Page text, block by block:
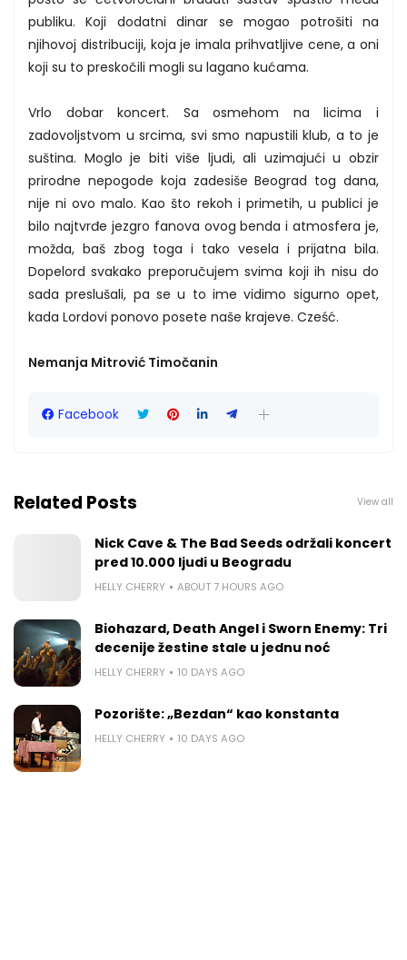
publiku. Koji dodatni dinar se mogao potrošiti na
njihovoj distribuciji, koja je imala prihvatljive cene, a oni
koji su to preskočili mogli su lagano kućama.
Vrlo dobar koncert. Sa osmehom na licima i
zadovoljstvom u srcima, svi smo napustili klub, a to je
suština. Moglo je biti više ljudi, ali uzimajući u obzir
prirodne nepogode koja zadesiše Beograd tog dana,
nije ni ovo malo. Kao što rekoh i primetih, u publici je
bilo najtvrđe jezgro fanova ovog benda i atmosfera je,
možda, baš zbog toga i tako vesela i prijatna bila.
Dopelord svakako preporučujem svima koji ih nisu do
sada preslušali, pa se u to ime vidimo sigurno opet,
kada Lordovi ponovo posete naše krajeve. Cześć.
Nemanja Mitrović Timočanin
Facebook
Related Posts View all
Nick Cave & The Bad Seeds održali koncert
pred 10.000 ljudi u Beogradu
HELLY CHERRY ABOUT 7 HOURS AGO
Biohazard, Death Angel i Sworn Enemy: Tri
decenije žestine stale u jednu noć
HELLY CHERRY 10 DAYS AGO
Pozorište: „Bezdan“ kao konstanta
HELLY CHERRY 10 DAYS AGO